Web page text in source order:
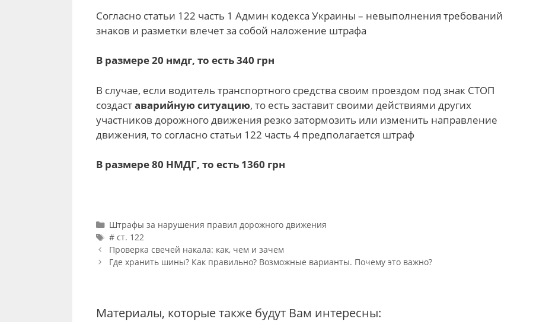
Согласно статьи 122 часть 1 Админ кодекса Украины – невыполнения требований
знаков и разметки влечет за собой наложение штрафа
В размере 20 нмдг, то есть 340 грн
В случае, если водитель транспортного средства своим проездом под знак СТОП
создаставарийную ситуацию, то есть заставит своими действиями других
участников дорожного движения резко затормозить или изменить направление
движения, то согласно статьи 122 часть 4 предполагается штраф
В размере 80 НМДГ, то есть 1360 грн
Categories
Штрафы за нарушения правил дорожного движения
Tags
# ст. 122
Post
navigation
Проверка свечей накала: как, чем и зачем
Где хранить шины? Как правильно? Возможные варианты. Почему это важно?
Материалы, которые также будут Вам интересны: